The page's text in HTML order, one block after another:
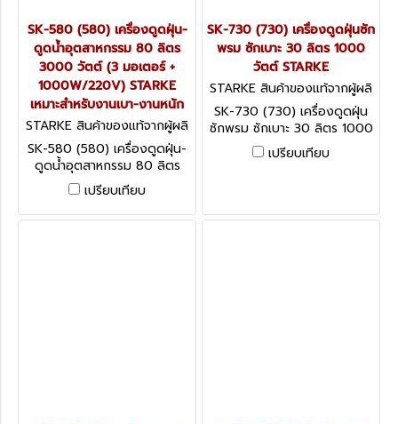
SK-580 (580) เครื่องดูดฝุ่น-
ดูดน้ำอุตสาหกรรม 80 ลิตร
3000 วัตต์ (3 มอเตอร์ +
1000W/220V) STARKE
เหมาะสำหรับงานเบา-งานหนัก
STARKE สินค้าของแท้จากผู้ผลิ
ต SK-580 (580)
SK-580 (580) เครื่องดูดฝุ่น-
ดูดน้ำอุตสาหกรรม 80 ลิตร
3000 วัตต์ (3 มอเตอร์ +
1000W/220V) STARKE
เหมาะสำหรับงานเบา-งานหนัก
เปรียบเทียบ
SK-730 (730) เครื่องดูดฝุ่นซัก
พรม ซักเบาะ 30 ลิตร 1000
วัตต์ STARKE
STARKE สินค้าของแท้จากผู้ผลิ
ต SK-730 (730)
SK-730 (730) เครื่องดูดฝุ่น
ซักพรม ซักเบาะ 30 ลิตร 1000
วัตต์ STARKE
เปรียบเทียบ